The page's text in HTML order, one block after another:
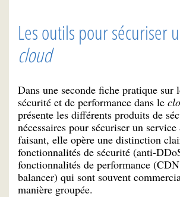
Les outils pour sécuriser
cloud
Dans une seconde fiche pratique sur
sécurité et de performance dans le
présente les différents produits de
nécessaires pour sécuriser un service
faisant, elle opère une distinction
fonctionnalités de sécurité (anti-
fonctionnalités de performance
balancer) qui sont souvent
manière groupée.